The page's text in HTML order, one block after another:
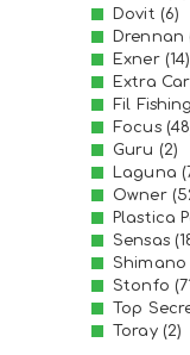
Куки
Dovit (6)
Drennan
Exner (14)
Extra
Fil
Focus
Guru (2)
Laguna
Owner
Plastica
Sensas
Shimano
Stonfo
Top
Toray (2)